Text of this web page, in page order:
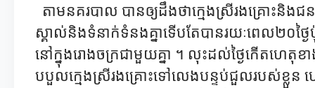
តាមនគរបាល បានឲ្យដឹងថាក្មេងស្រីរងគ្រោះនិ
ស្គាល់និងទំនាក់ទំនងគ្នាទើបតែបានរយៈពេល២០ថ្ងៃ
នៅក្នុងរោងចក្រជាមួយគ្នា ។ លុះដល់ថ្ងៃកើតហេតុ
បបួលក្មេងស្រីរងគ្រោះទៅលេងបន្ទប់ជួលរបស់ខ្លួន